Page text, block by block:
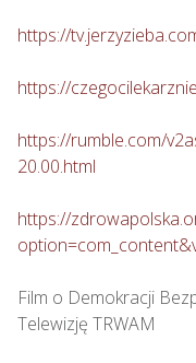
https://
https://
https://rumble.com/
20.00.html
https://
Film o Demokracji
Telewizję TRWAM